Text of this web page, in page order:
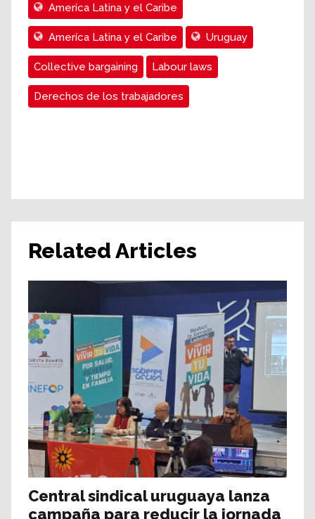
Ameríca Latina y el Caribe
Ameríca Latina y el Caribe Uruguay
Collective bargaining Labour laws
Derechos de los trabajadores
Related Articles
Central sindical uruguaya lanza
campaña para reducir la jornada